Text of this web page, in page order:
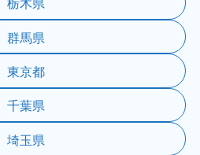
群馬県
東京都
千葉県
埼玉県